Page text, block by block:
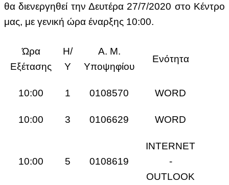
θα διενεργηθεί την Δευτέρα 27/7/2020 στο Κέντρο
μας, με γενική ώρα έναρξης 10:00.
Ώρα
Εξέτασης
Η/
Υ
Α. Μ.
Υποψηφίου
Ενότητα
10:00 1 0108570 WORD
10:00 3 0106629 WORD
10:00 5 0108619
INTERNET
-
OUTLOOK